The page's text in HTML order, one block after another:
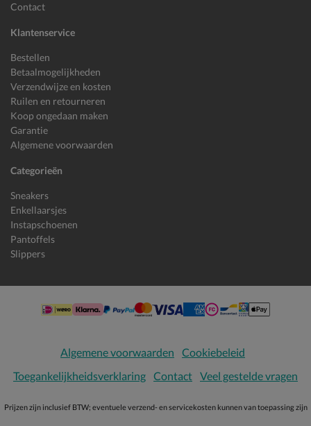
Contact
Klantenservice
Bestellen
Betaalmogelijkheden
Verzendwijze en kosten
Ruilen en retourneren
Koop ongedaan maken
Garantie
Algemene voorwaarden
Categorieën
Sneakers
Enkellaarsjes
Instapschoenen
Pantoffels
Slippers
Algemene voorwaarden
Cookiebeleid
Toegankelijkheidsverklaring Contact Veel gestelde vragen
Prijzen zijn inclusief BTW; eventuele verzend- en servicekosten kunnen van toepassing zijn